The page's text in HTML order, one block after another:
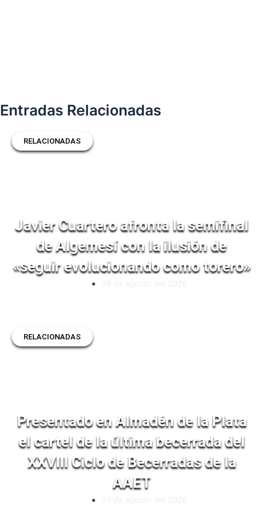
Entradas Relacionadas
RELACIONADAS
Javier Cuartero afronta la semifinal
de Algemesí con la ilusión de
«seguir evolucionando como torero»
RELACIONADAS
Presentado en Almadén de la Plata
el cartel de la última becerrada del
XXVIII Ciclo de Becerradas de la
AAET